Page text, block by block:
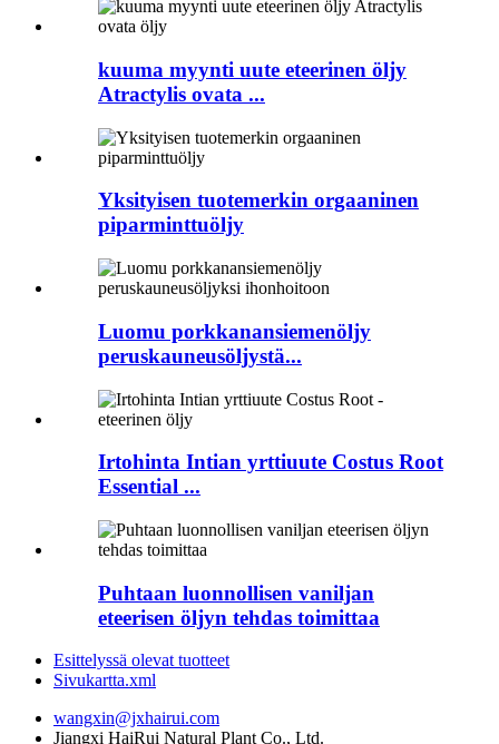
kuuma myynti uute eteerinen öljy
Atractylis ovata ...
Yksityisen tuotemerkin orgaaninen
piparminttuöljy
Luomu porkkanansiemenöljy
peruskauneusöljystä...
Irtohinta Intian yrttiuute Costus Root
Essential ...
Puhtaan luonnollisen vaniljan
eteerisen öljyn tehdas toimittaa
Esittelyssä olevat tuotteet
Sivukartta.xml
wangxin@jxhairui.com
Jiangxi HaiRui Natural Plant Co., Ltd.